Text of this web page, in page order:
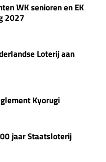
WK senioren en EK
2027
Loterij aan
Kyorugi
jaar Staatsloterij